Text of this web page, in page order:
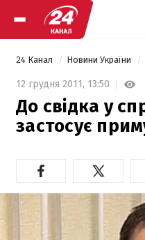
24 Канал Новини України
12 грудня 2011, 13:50
До свідка у
застосує